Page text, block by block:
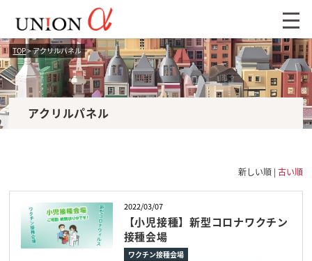
TOP> アクリルパネル
アクリルパネル
新しい順 | 古い順
2022/03/07
【小児接種】新型コロナワクチン
接種会場
ワクチン接種会場